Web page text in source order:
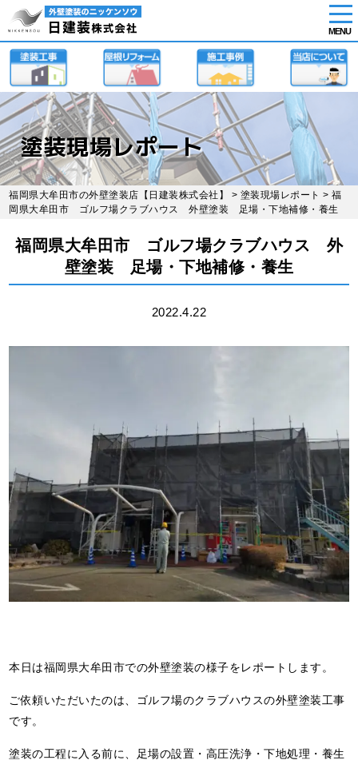
Skip
main
content
MENU
塗装現場レポート
福岡県大牟田市の外壁塗装店【日建装株式会社】 > 塗装現場レポート > 福
岡県大牟田市 ゴルフ場クラブハウス 外壁塗装 足場・下地補修・養生
福岡県大牟田市 ゴルフ場クラブハウス 外
壁塗装 足場・下地補修・養生
2022.4.22
本日は福岡県大牟田市での外壁塗装の様子をレポートします。
ご依頼いただいたのは、ゴルフ場のクラブハウスの外壁塗装工事
です。
塗装の工程に入る前に、足場の設置・高圧洗浄・下地処理・養生